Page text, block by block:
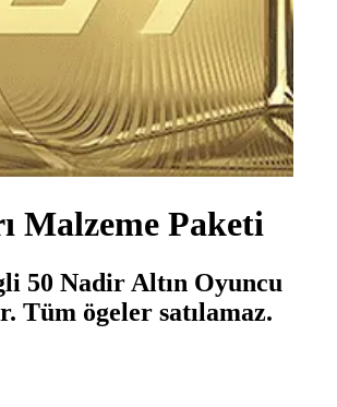
Malzeme Paketi
50 Nadir Altın Oyuncu
Tüm ögeler satılamaz.